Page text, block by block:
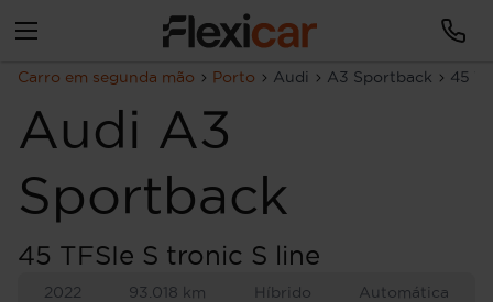
Carro em segunda mão Porto Audi A3 Sportback 45
Audi A3
Sportback
45 TFSIe S tronic S line
2022 93.018 km Híbrido Automática